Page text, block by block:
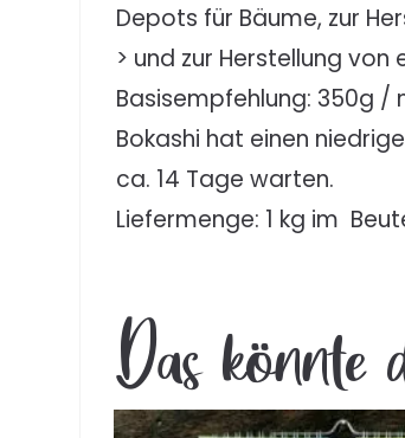
Depots für Bäume, zur
> und zur Herstellung von
Basisempfehlung: 350g /
Bokashi hat einen
ca. 14 Tage warten.
Liefermenge: 1 kg im
Das